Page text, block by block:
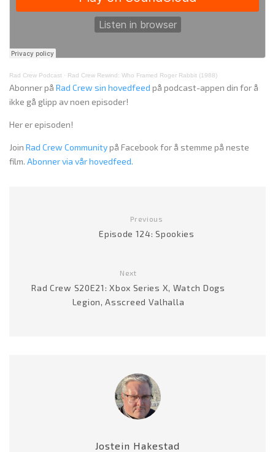
Rad Crew Podcast · Rad Crew Rewind: Who Framed Roger Rabbit (1988)
Abonner på Rad Crew sin hovedfeed på podcast-appen din for å
ikke gå glipp av noen episoder!
Her er episoden!
Join Rad Crew Communitypå Facebook for å stemme på neste
film. Abonner via vår hovedfeed.
Previous
Episode 124: Spookies
Next
Rad Crew S20E21: Xbox Series X, Watch Dogs
Legion, Asscreed Valhalla
Jostein Hakestad